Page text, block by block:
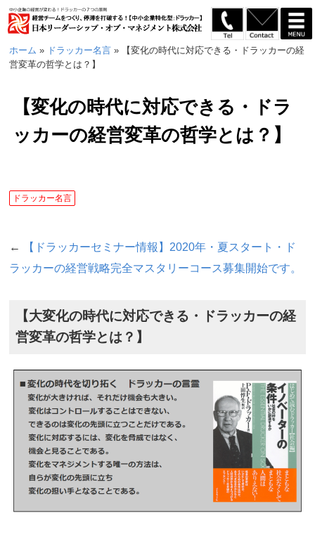
ホーム » ドラッカー名言 » 【変化の時代に対応できる・ドラッカーの経
営変革の哲学とは？】
【変化の時代に対応できる・ドラ
ッカーの経営変革の哲学とは？】
ドラッカー名言
←
【ドラッカーセミナー情報】2020年・夏スタート・ド
ラッカーの経営戦略完全マスタリーコース募集開始です。
【大変化の時代に対応できる・ドラッカーの経
営変革の哲学とは？】